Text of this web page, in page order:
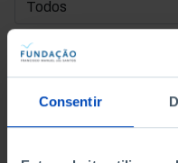
Consentir
DATA DE INÍCIO
DATA DE FIM